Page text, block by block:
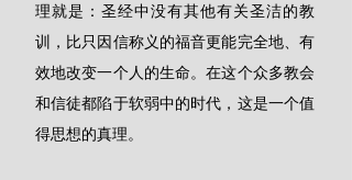
理就是：圣经中没有其他有关圣洁的教
训，比只因信称义的福音更能完全地、有
效地改变一个人的生命。在这个众多教会
和信徒都陷于软弱中的时代，这是一个值
得思想的真理。